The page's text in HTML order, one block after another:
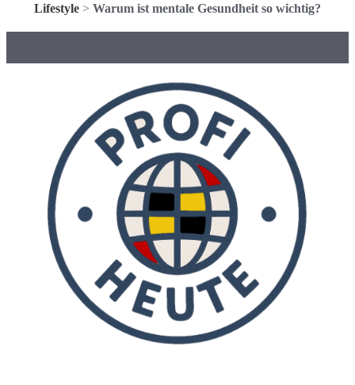
Lifestyle > Warum ist mentale Gesundheit so wichtig?